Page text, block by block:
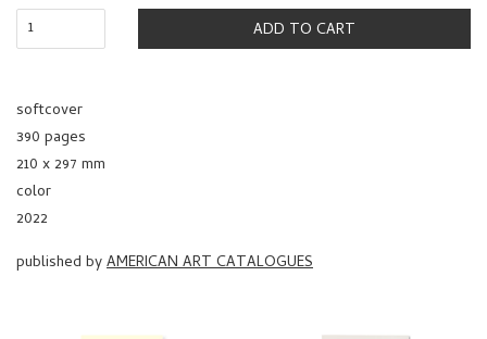
ADD TO CART
softcover
390 pages
210 x 297 mm
color
2022
published byAMERICAN ART CATALOGUES